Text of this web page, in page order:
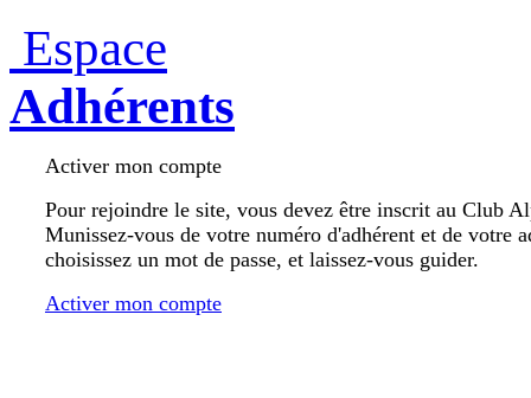
Espace
Adhérents
Activer mon compte
Pour rejoindre le site, vous devez être inscrit au Club
Munissez-vous de votre numéro d'adhérent et de votre
choisissez un mot de passe, et laissez-vous guider.
Activer mon compte